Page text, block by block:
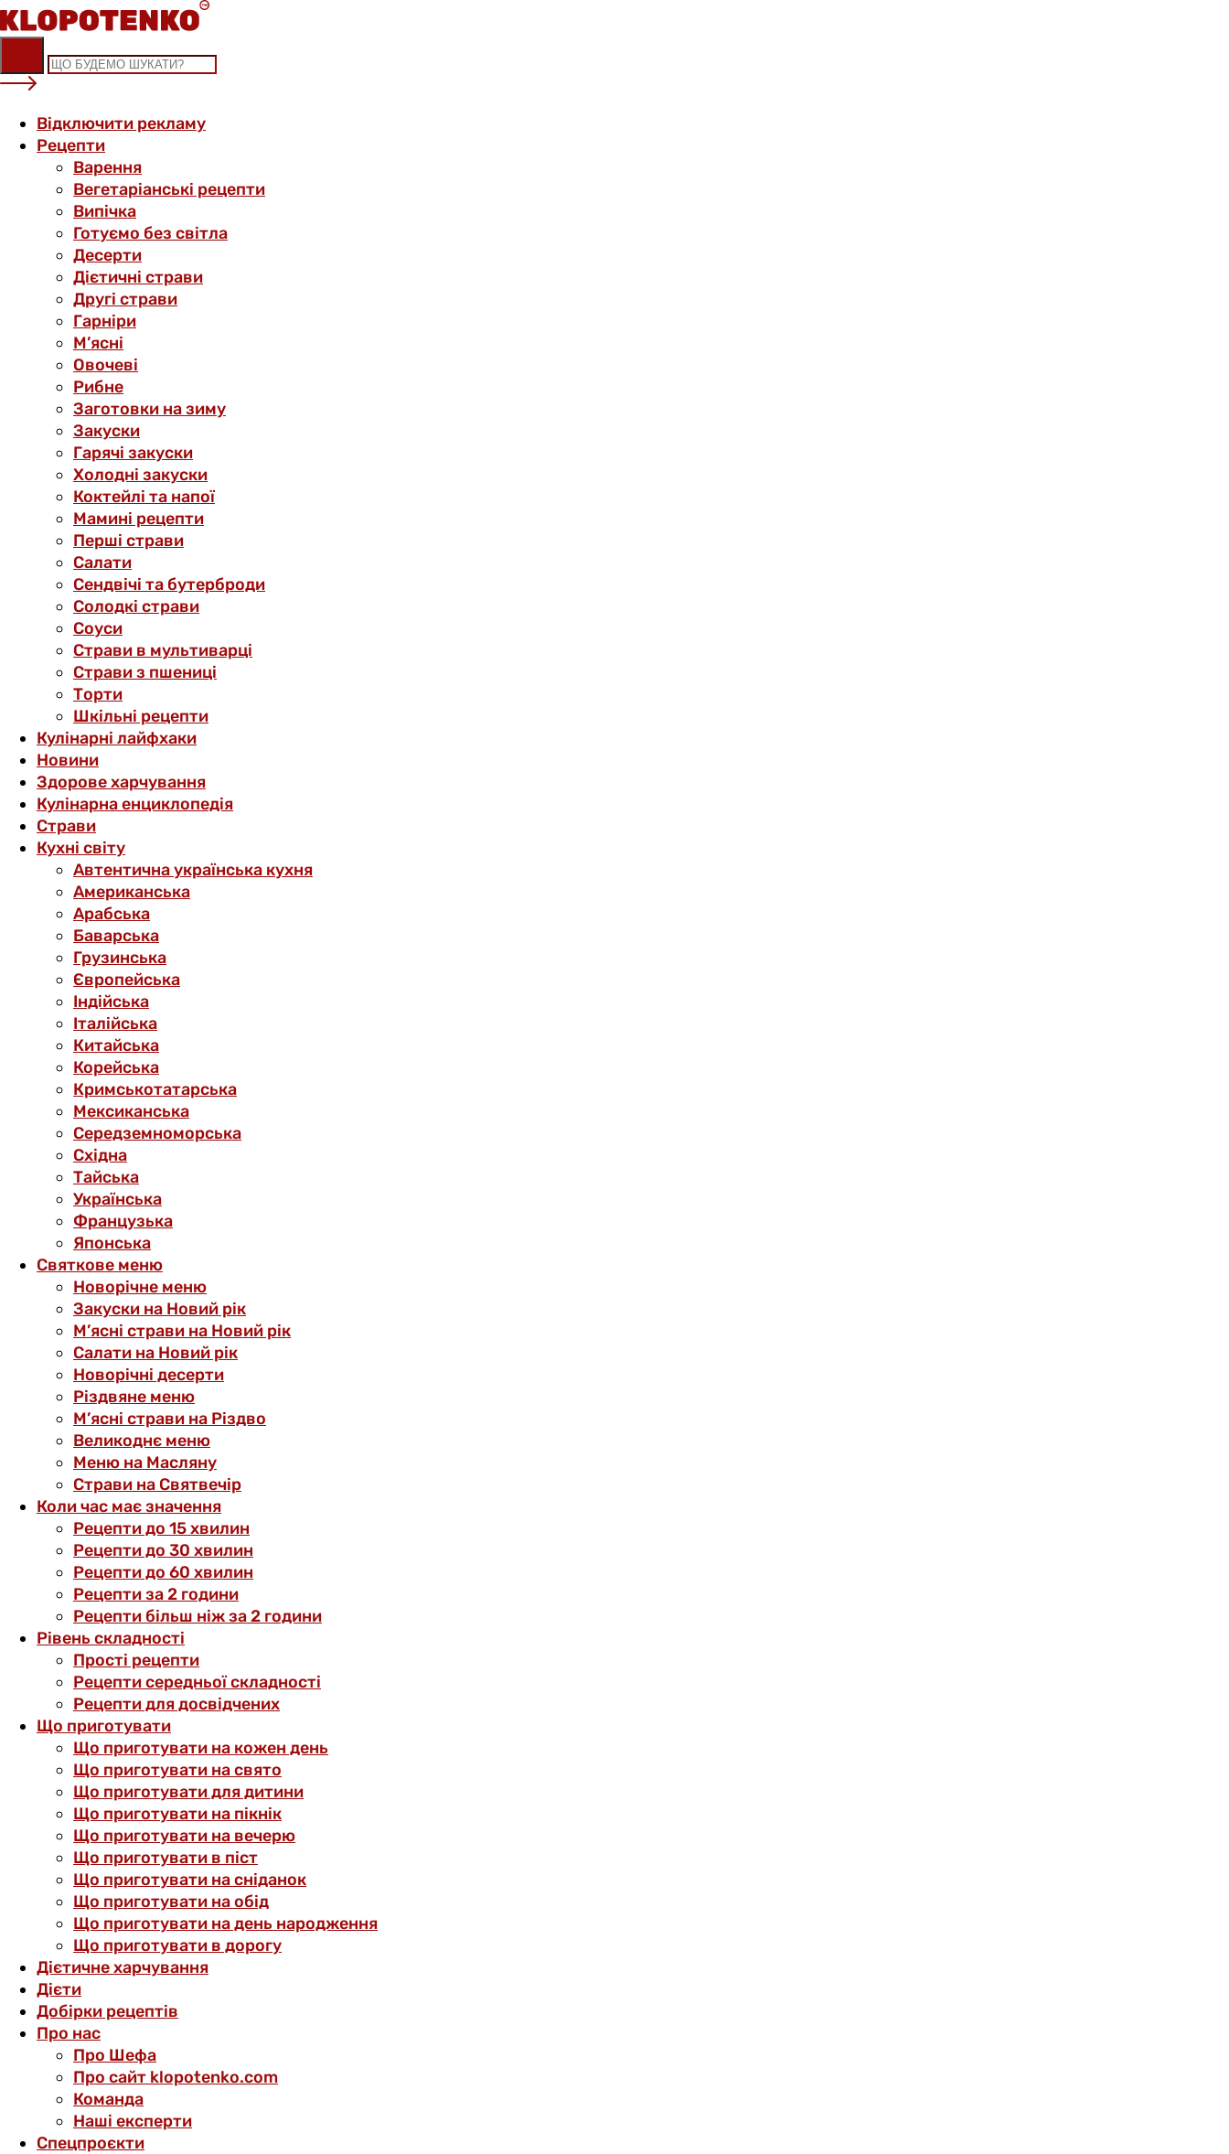
Skip
to
content
Відключити рекламу
Рецепти
Варення
Вегетаріанські рецепти
Випічка
Готуємо без світла
Десерти
Дієтичні страви
Другі страви
Гарніри
М’ясні
Овочеві
Рибне
Заготовки на зиму
Закуски
Гарячі закуски
Холодні закуски
Коктейлі та напої
Мамині рецепти
Перші страви
Салати
Сендвічі та бутерброди
Солодкі страви
Соуси
Страви в мультиварці
Страви з пшениці
Торти
Шкільні рецепти
Кулінарні лайфхаки
Новини
Здорове харчування
Кулінарна енциклопедія
Страви
Кухні світу
Автентична українська кухня
Американська
Арабська
Баварська
Грузинська
Європейська
Індійська
Італійська
Китайська
Корейська
Кримськотатарська
Мексиканська
Середземноморська
Східна
Тайська
Українська
Французька
Японська
Святкове меню
Новорічне меню
Закуски на Новий рік
М’ясні страви на Новий рік
Салати на Новий рік
Новорічні десерти
Різдвяне меню
М’ясні страви на Різдво
Великоднє меню
Меню на Масляну
Страви на Святвечір
Коли час має значення
Рецепти до 15 хвилин
Рецепти до 30 хвилин
Рецепти до 60 хвилин
Рецепти за 2 години
Рецепти більш ніж за 2 години
Рівень складності
Прості рецепти
Рецепти середньої складності
Рецепти для досвідчених
Що приготувати
Що приготувати на кожен день
Що приготувати на свято
Що приготувати для дитини
Що приготувати на пікнік
Що приготувати на вечерю
Що приготувати в піст
Що приготувати на сніданок
Що приготувати на обід
Що приготувати на день народження
Що приготувати в дорогу
Дієтичне харчування
Дієти
Добірки рецептів
Про нас
Про Шефа
Про сайт klopotenko.com
Команда
Наші експерти
Спецпроєкти